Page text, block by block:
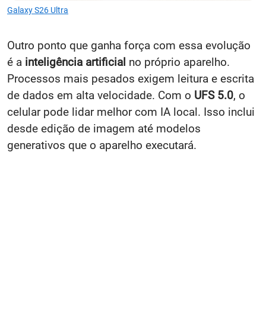
Galaxy S26 Ultra
Outro ponto que ganha força com essa evolução
é a inteligência artificial no próprio aparelho.
Processos mais pesados exigem leitura e escrita
de dados em alta velocidade. Com o UFS 5.0, o
celular pode lidar melhor com IA local. Isso inclui
desde edição de imagem até modelos
generativos que o aparelho executará.